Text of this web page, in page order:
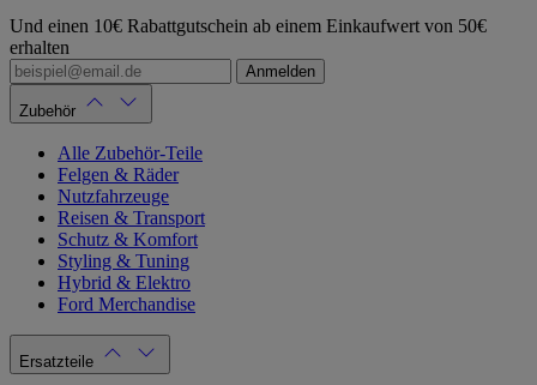
Und einen 10€ Rabattgutschein ab einem Einkaufwert von 50€
erhalten
Anmelden
Zubehör
Alle Zubehör-Teile
Felgen & Räder
Nutzfahrzeuge
Reisen & Transport
Schutz & Komfort
Styling & Tuning
Hybrid & Elektro
Ford Merchandise
Ersatzteile